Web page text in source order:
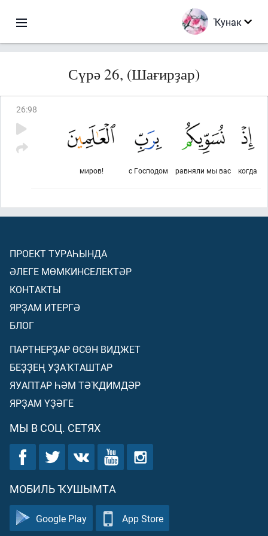
Ҡунак
Сүрә 26, (Шағирҙар)
26:98
когда
равняли мы вас
с Господом
миров!
ПРОЕКТ ТУРАҺЫНДА
ӘЛЕГЕ МӨМКИНСЕЛЕКТӘР
КОНТАКТЫ
ЯРҘАМ ИТЕРГӘ
БЛОГ
ПАРТНЕРҘАР ӨСӨН ВИДЖЕТ
БЕҘҘЕҢ УҘАҠТАШТАР
ЯУАПТАР ҺӘМ ТӘҠДИМДӘР
ЯРҘАМ ҮҘӘГЕ
МЫ В СОЦ. СЕТЯХ
МОБИЛЬ ҠУШЫМТА
Google Play App Store